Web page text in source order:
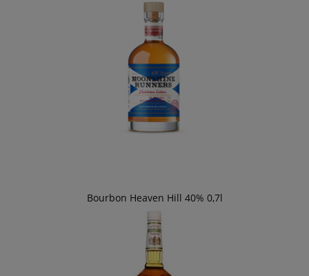
Bourbon Heaven Hill 40% 0,7l